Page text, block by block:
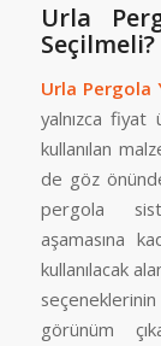
Urla
Seçilmeli?
Urla Pergola
yalnızca
kullanılan
de göz
pergola
aşamasına
kullanılacak
görünüm